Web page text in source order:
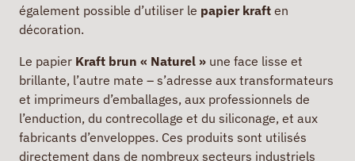
également possible d’utiliser le papier kraft en
décoration.
Le papier Kraft brun « Naturel » une face lisse et
brillante, l’autre mate – s’adresse aux transformateurs
et imprimeurs d’emballages, aux professionnels de
l’enduction, du contrecollage et du siliconage, et aux
fabricants d’enveloppes. Ces produits sont utilisés
directement dans de nombreux secteurs industriels